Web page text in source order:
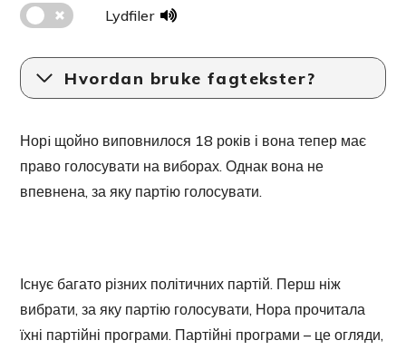
Lydfiler
Hvordan bruke fagtekster?
Норi щойно виповнилося 18 років і вона тепер має
право голосувати на виборах. Однак вона не
впевнена, за яку партію голосувати.
Існує багато різних політичних партій. Перш ніж
вибрати, за яку партію голосувати, Нора прочитала
їхні партійні програми. Партійні програми – це огляди,